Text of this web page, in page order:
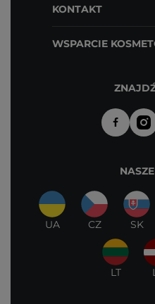
KONTAKT
WSPARCIE
UA CZ SK
LT